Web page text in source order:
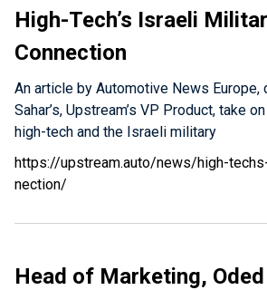
High-Tech’s Israeli
Connection
An article by Automotive News Europe,
Sahar’s, Upstream’s VP Product, take
high-tech and the Israeli military
https://upstream.auto/news/high-
nection/
Head of Marketing,